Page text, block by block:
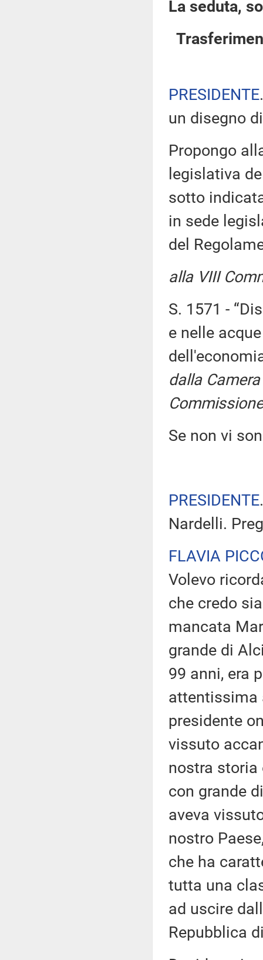
La seduta,
PRESIDENTE
un disegno
Propongo
legislativa
sotto
in sede
del
alla VIII
S. 1571 -
e nelle
dalla
Se non vi
PRESIDENTE
Nardelli.
FLAVIA
Volevo
che credo
mancata
grande di
99 anni, era
attentissima
presidente
vissuto
nostra storia
con grande
aveva
nostro
che ha
tutta una
ad uscire
Repubblica